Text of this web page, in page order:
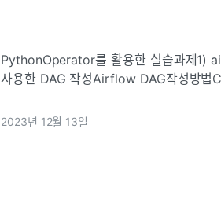
PythonOperator를 활용한 실습과제1)
사용한 DAG 작성Airflow DAG작성방법
2023년 12월 13일